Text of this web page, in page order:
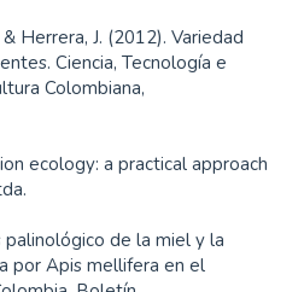
Herrera, J. (2012). Variedad
Ciencia, Tecnología e
Colombiana,
ecology: a practical approach
palinológico de la miel y la
por Apis mellifera en el